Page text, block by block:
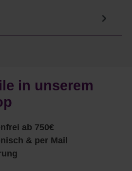
in unserem
ab 750€
& per Mail